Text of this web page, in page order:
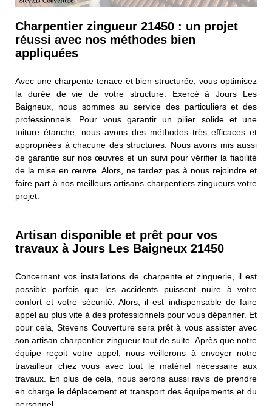
Charpentier zingueur 21450 : un projet
réussi avec nos méthodes bien
appliquées
Avec une charpente tenace et bien structurée, vous optimisez
la durée de vie de votre structure. Exercé à Jours Les
Baigneux, nous sommes au service des particuliers et des
professionnels. Pour vous garantir un pilier solide et une
toiture étanche, nous avons des méthodes très efficaces et
appropriées à chacune des structures. Nous avons mis aussi
de garantie sur nos œuvres et un suivi pour vérifier la fiabilité
de la mise en œuvre. Alors, ne tardez pas à nous rejoindre et
faire part à nos meilleurs artisans charpentiers zingueurs votre
projet.
Artisan disponible et prêt pour vos
travaux à Jours Les Baigneux 21450
Concernant vos installations de charpente et zinguerie, il est
possible parfois que les accidents puissent nuire à votre
confort et votre sécurité. Alors, il est indispensable de faire
appel au plus vite à des professionnels pour vous dépanner. Et
pour cela, Stevens Couverture sera prêt à vous assister avec
son artisan charpentier zingueur tout de suite. Après que notre
équipe reçoit votre appel, nous veillerons à envoyer notre
travailleur chez vous avec tout le matériel nécessaire aux
travaux. En plus de cela, nous serons aussi ravis de prendre
en charge le déplacement et transport des équipements et du